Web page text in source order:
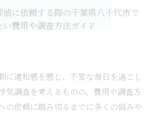
に依頼する際の千葉県八千代市で
費用や調査方法ガイド
に違和感を感じ、不安な毎日を過ごし
気調査を考えるものの、費用や調査方
の依頼に踏み切るまでに多くの悩みや